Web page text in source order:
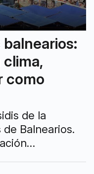
como
de la
Balnearios.